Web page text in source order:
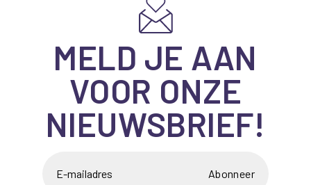
MELD JE AAN
VOOR ONZE
NIEUWSBRIEF!
Abonneer